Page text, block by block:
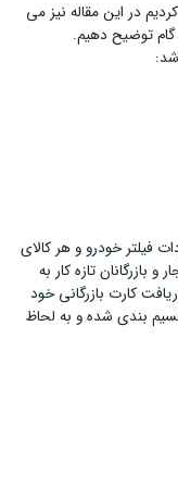
در این مقاله نیز می
گام توضیح دهیم.
فیلتر خودرو و هر کالای
بازرگانان تازه کار به
کارت بازرگانی خود
بندی شده و به لحاظ